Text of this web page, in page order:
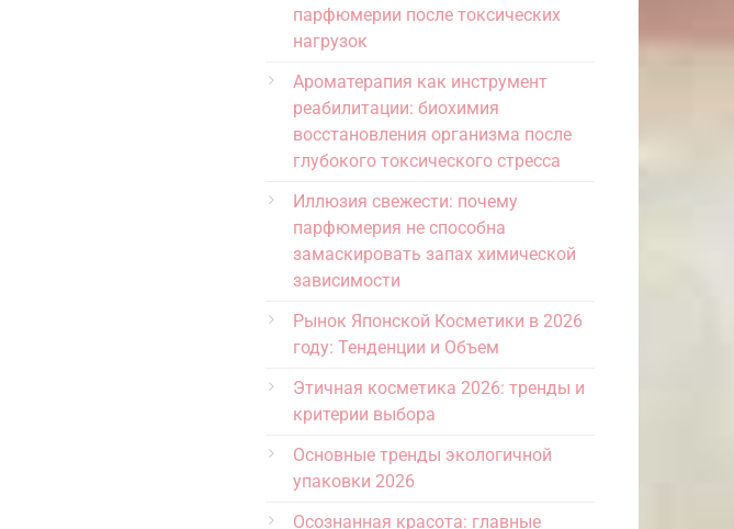
парфюмерии после токсических
нагрузок
Ароматерапия как инструмент
реабилитации: биохимия
восстановления организма после
глубокого токсического стресса
Иллюзия свежести: почему
парфюмерия не способна
замаскировать запах химической
зависимости
Рынок Японской Косметики в 2026
году: Тенденции и Объем
Этичная косметика 2026: тренды и
критерии выбора
Основные тренды экологичной
упаковки 2026
Осознанная красота: главные